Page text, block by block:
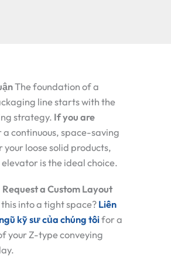
The foundation of a
line starts with the
strategy. If you are
a continuous, space-saving
your loose solid products,
is the ideal choice.
a Custom Layout
into a tight space? Liên
kỹ sư của chúng tôifor a
your Z-type conveying